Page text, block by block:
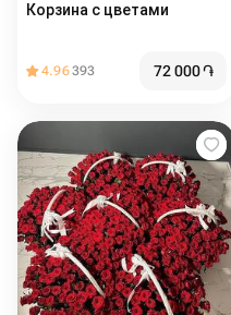
Корзина с цветами
4.96393 72 000֏